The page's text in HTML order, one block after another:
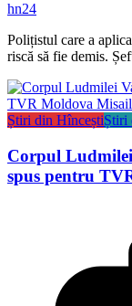
hn24
Polițistul care a
riscă să fie demis.
Știri din HînceștiȘtiri
Corpul
spus pentru